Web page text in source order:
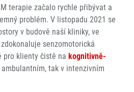
terapie začalo rychle přibývat a
problém. V listopadu 2021 se
v budově naší kliniky, ve
senzomotorická
pro klienty čistě na kognitivně-
tak v intenzivním